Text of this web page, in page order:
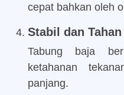
cepat bahkan oleh
Stabil dan
Tabung baja
ketahanan
panjang.